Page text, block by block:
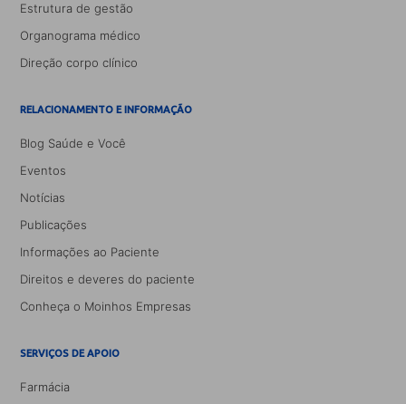
Estrutura de gestão
Organograma médico
Direção corpo clínico
RELACIONAMENTO E INFORMAÇÃO
Blog Saúde e Você
Eventos
Notícias
Publicações
Informações ao Paciente
Direitos e deveres do paciente
Conheça o Moinhos Empresas
SERVIÇOS DE APOIO
Farmácia